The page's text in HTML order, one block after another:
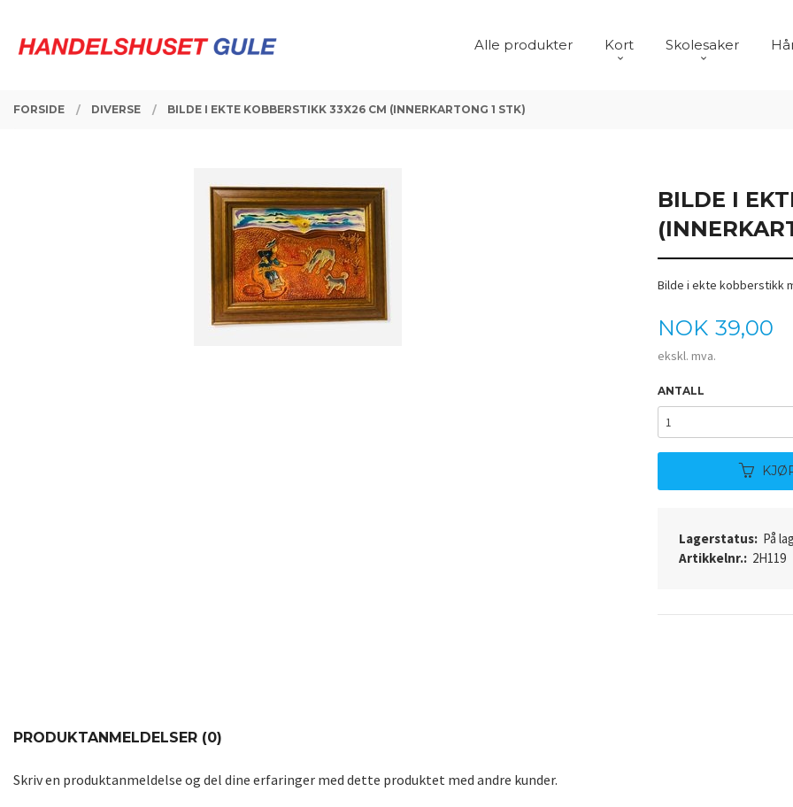
innholdet
Alle produkter Kort Skolesaker
FORSIDE DIVERSE BILDE I EKTE KOBBERSTIKK 33X26 CM (INNERKARTONG 1 STK)
BILDE I
Bilde i ekte kobberstikk
Pris
NOK 39,00
ekskl. mva.
ANTALL
Lagerstatus: På
Artikkelnr.: 2H119
PRODUKTANMELDELSER (0)
Skriv en produktanmeldelse og del dine erfaringer med dette produktet med andre kunder.